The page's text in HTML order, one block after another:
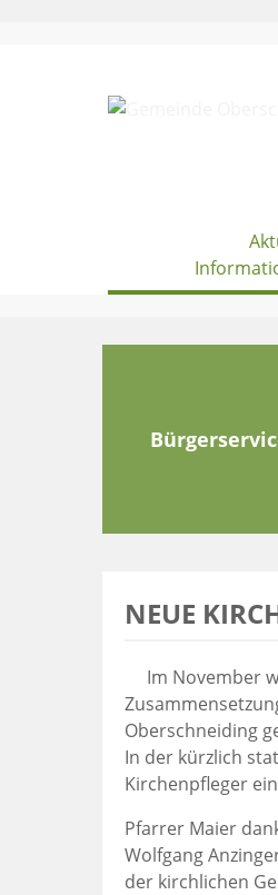
NEUE
Im November
Oberschneiding
In der kürzlich
Kirchenpfleger
Pfarrer Maier
Wolfgang
der kirchlichen